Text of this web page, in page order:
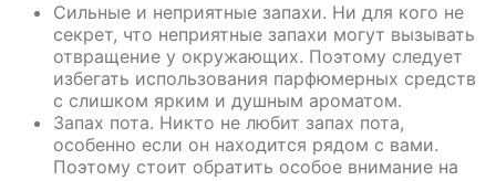
Сильные и неприятные запахи. Ни для кого не
секрет, что неприятные запахи могут вызывать
отвращение у окружающих. Поэтому следует
избегать использования парфюмерных средств
с слишком ярким и душным ароматом.
Запах пота. Никто не любит запах пота,
особенно если он находится рядом с вами.
Поэтому стоит обратить особое внимание на